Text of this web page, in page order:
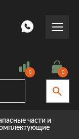
0 0
части и